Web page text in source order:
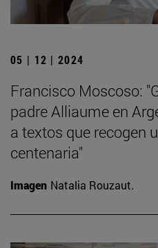
05 | 12 | 2024
Francisco Moscoso:
padre Alliaume en
a textos que recogen
centenaria"
Imagen Natalia Rouzaut.